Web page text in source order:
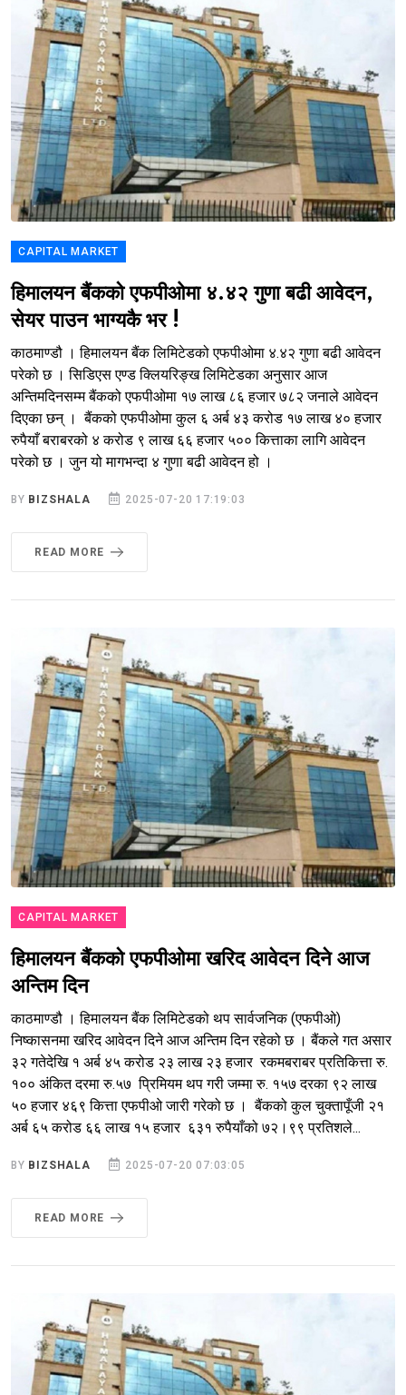
CAPITAL MARKET
हिमालयन बैंकको एफपीओमा ४.४२ गुणा बढी आवेदन,
सेयर पाउन भाग्यकै भर !
काठमाण्डौ । हिमालयन बैंक लिमिटेडको एफपीओमा ४.४२ गुणा बढी आवेदन
परेको छ । सिडिएस एण्ड क्लियरिङ्ख लिमिटेडका अनुसार आज
अन्तिमदिनसम्म बैंकको एफपीओमा १७ लाख ८६ हजार ७८२ जनाले आवेदन
दिएका छन् । बैंकको एफपीओमा कुल ६ अर्ब ४३ करोड १७ लाख ४० हजार
रुपैयाँ बराबरको ४ करोड ९ लाख ६६ हजार ५०० कित्ताका लागि आवेदन
परेको छ । जुन यो मागभन्दा ४ गुणा बढी आवेदन हो ।
BY BIZSHALA 2025-07-20 17:19:03
READ MORE
CAPITAL MARKET
हिमालयन बैंकको एफपीओमा खरिद आवेदन दिने आज
अन्तिम दिन
काठमाण्डौ । हिमालयन बैंक लिमिटेडको थप सार्वजनिक (एफपीओ)
निष्कासनमा खरिद आवेदन दिने आज अन्तिम दिन रहेको छ । बैंकले गत असार
३२ गतेदेखि १ अर्ब ४५ करोड २३ लाख २३ हजार रकमबराबर प्रतिकित्ता रु.
१०० अंकित दरमा रु.५७ प्रिमियम थप गरी जम्मा रु. १५७ दरका ९२ लाख
५० हजार ४६९ कित्ता एफपीओ जारी गरेको छ । बैंकको कुल चुक्तापूँजी २१
अर्ब ६५ करोड ६६ लाख १५ हजार ६३१ रुपैयाँको ७२।९९ प्रतिशले...
BY BIZSHALA 2025-07-20 07:03:05
READ MORE